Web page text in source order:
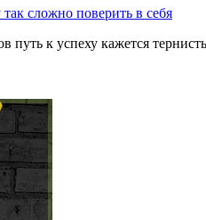
путь к успеху кажется